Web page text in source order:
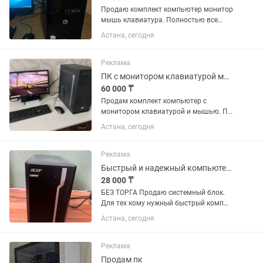
Продаю комплект компьютер монитор
мышь клавиатура. Полностью все
работает. Компьютер шустрый, корпус
компактный, работает очень тихо,
По производительности подойдет...
Астана, сегодня
Реклама
ПК с монитором клавиатурой мышью
60 000 ₸
Продам комплект компьютер с
монитором клавиатурой и мышью. ПК
очень шустрый за счет SSD диска и i5
процессора. Все в отличном состоянии.
монитор хороший 20...
Астана, сегодня
Реклама
Быстрый и надежный компьютер с SSD для работы, учебы и дома. Торга нет
28 000 ₸
БЕЗ ТОРГА Продаю системный блок.
Для тех кому нужный быстрый комп
без тормозов для работы, учебы или
домашних дел, типа просмотра 4K
потокового процессора Intel G4560...
Астана, сегодня
Реклама
Продам пк